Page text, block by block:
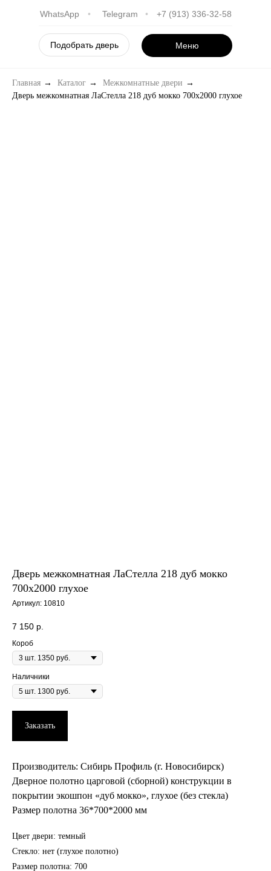
WhatsApp •
Telegram
• +7 (913) 336-32-58
Подобрать дверь Меню
Главная → Каталог → Межкомнатные двери →
Дверь межкомнатная ЛаСтелла 218 дуб мокко 700х2000 глухое
Дверь межкомнатная ЛаСтелла 218 дуб мокко
700х2000 глухое
Артикул: 10810
7 150 р.
Короб
Наличники
Заказать
Производитель: Сибирь Профиль (г. Новосибирск)
Дверное полотно царговой (сборной) конструкции в
покрытии экошпон «дуб мокко», глухое (без стекла)
Размер полотна 36*700*2000 мм
Цвет двери: темный
Стекло: нет (глухое полотно)
Размер полотна: 700